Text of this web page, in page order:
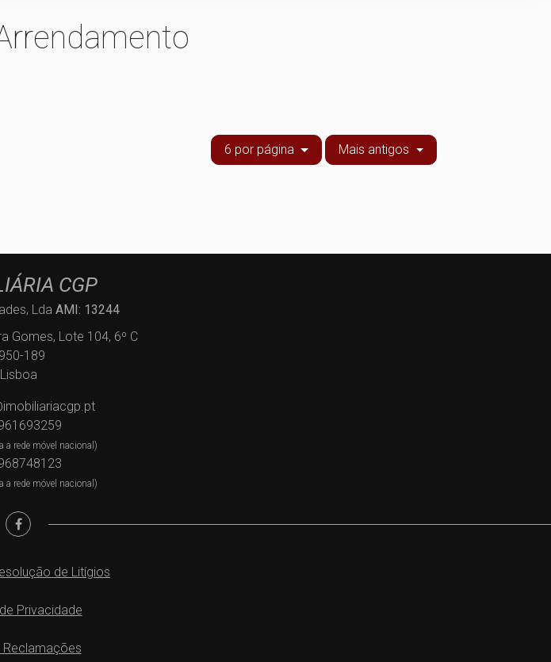
6 por página Mais antigos
CGP
Lda AMI: 13244
Gomes, Lote 104, 6º C
189
Lisboa
a rede móvel nacional)
a rede móvel nacional)
de Litígios
Privacidade
Reclamações